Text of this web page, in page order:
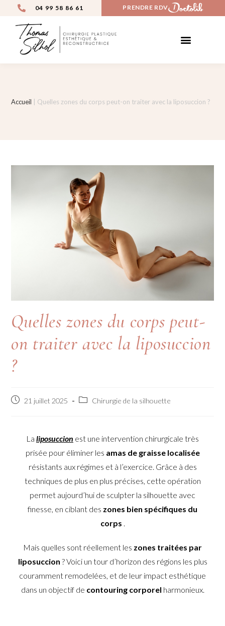
04 99 58 86 61 PRENDRE RDV
Accueil Quelles zones du corps peut-on traiter avec la liposuccion ?
Quelles zones du corps peut-
on traiter avec la liposuccion
?
21 juillet 2025 Chirurgie de la silhouette
La liposuccion est une intervention chirurgicale très
prisée pour éliminer les amas de graisse localisée
résistants aux régimes et à l’exercice. Grâce à des
techniques de plus en plus précises, cette opération
permet aujourd’hui de sculpter la silhouette avec
finesse, en ciblant des zones bien spécifiques du
corps
Mais quelles sont réellement les zones traitées par
liposuccion ? Voici un tour d’horizon des régions les plus
couramment remodelées, et de leur impact esthétique
dans un objectif de contouring corporel harmonieux.